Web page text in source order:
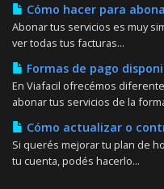
Cómo hacer para
Abonar tus servicios es muy
ver todas tus facturas...
Formas de pago
En Viafacil ofrecémos
abonar tus servicios de la
Cómo actualizar o
Si querés mejorar tu plan de
tu cuenta, podés hacerlo...